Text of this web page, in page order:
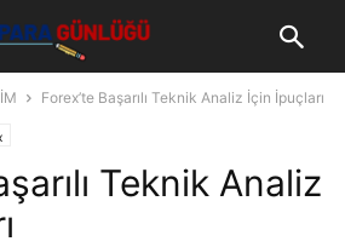
Forex’te Başarılı Teknik Analiz İçin İpuçları
Teknik Analiz